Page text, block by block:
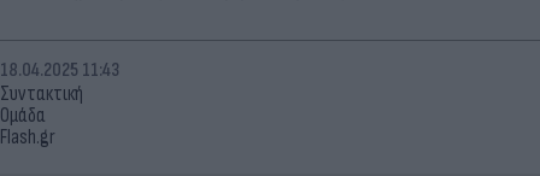
Συντακτική
Ομάδα
Flash.gr
18.04.2025 11:43